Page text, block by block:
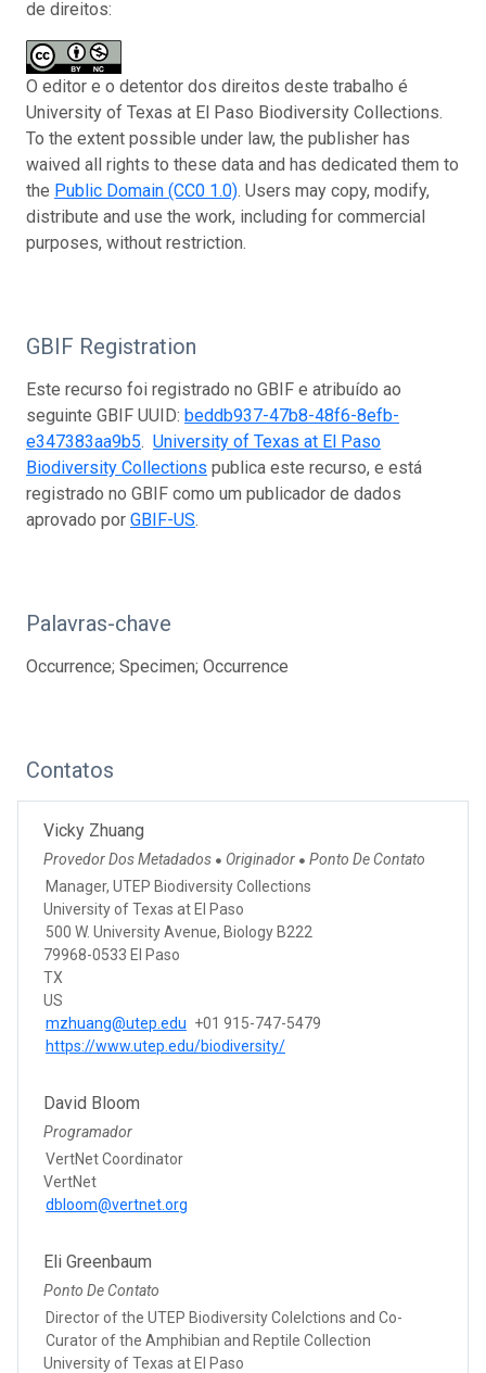
de direitos:
O editor e o detentor dos direitos deste trabalho é
University of Texas at El Paso Biodiversity Collections.
To the extent possible under law, the publisher has
waived all rights to these data and has dedicated them to
the Public Domain (CC0 1.0). Users may copy, modify,
distribute and use the work, including for commercial
purposes, without restriction.
GBIF Registration
Este recurso foi registrado no GBIF e atribuído ao
seguinte GBIF UUID: beddb937-47b8-48f6-8efb-
e347383aa9b5. University of Texas at El Paso
Biodiversity Collections publica este recurso, e está
registrado no GBIF como um publicador de dados
aprovado por GBIF-US.
Palavras-chave
Occurrence; Specimen; Occurrence
Contatos
Vicky Zhuang
Provedor Dos Metadados ● Originador ● Ponto De Contato
Manager, UTEP Biodiversity Collections
University of Texas at El Paso
500 W. University Avenue, Biology B222
79968-0533 El Paso
TX
US
mzhuang@utep.edu +01 915-747-5479
https://www.utep.edu/biodiversity/
David Bloom
Programador
VertNet Coordinator
VertNet
dbloom@vertnet.org
Eli Greenbaum
Ponto De Contato
Director of the UTEP Biodiversity Colelctions and Co-
Curator of the Amphibian and Reptile Collection
University of Texas at El Paso